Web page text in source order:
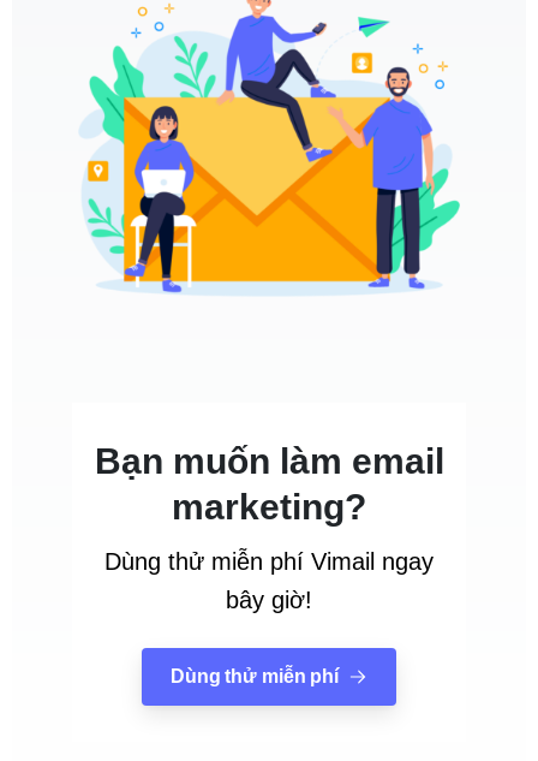
Bạn muốn làm email
marketing?
Dùng thử miễn phí Vimail ngay
bây giờ!
Dùng thử miễn phí